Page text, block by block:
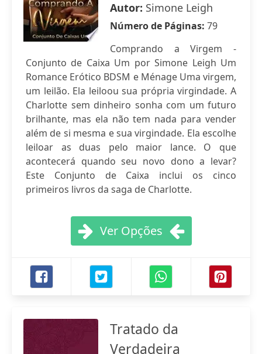
Autor: Simone Leigh
Número de Páginas: 79
Comprando a Virgem -
Conjunto de Caixa Um por Simone Leigh Um
Romance Erótico BDSM e Ménage Uma virgem,
um leilão. Ela leiloou sua própria virgindade. A
Charlotte sem dinheiro sonha com um futuro
brilhante, mas ela não tem nada para vender
além de si mesma e sua virgindade. Ela escolhe
leiloar as duas pelo maior lance. O que
acontecerá quando seu novo dono a levar?
Este Conjunto de Caixa inclui os cinco
primeiros livros da saga de Charlotte.
Ver Opções
Tratado da
Verdadeira